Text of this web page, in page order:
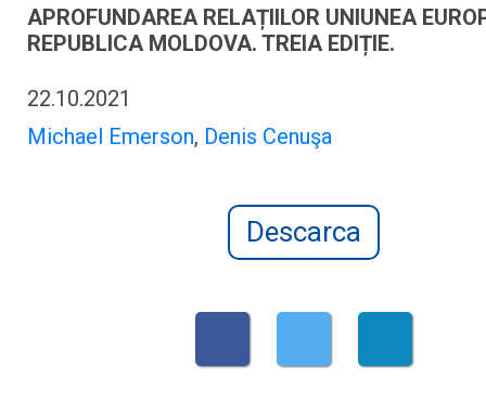
APROFUNDAREA RELAȚIILOR UNIUNEA
REPUBLICA MOLDOVA. TREIA EDIȚIE.
22.10.2021
Michael Emerson, Denis Cenuşa
Descarca